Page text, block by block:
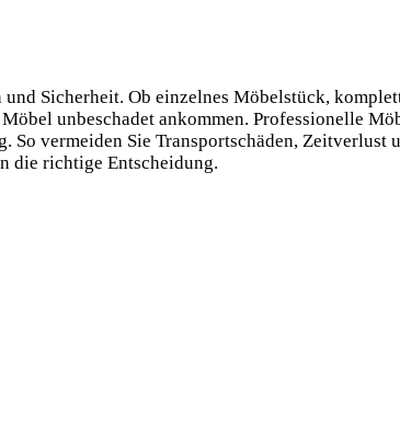
Sicherheit. Ob einzelnes Möbelstück,
unbeschadet ankommen. Professionelle
vermeiden Sie Transportschäden, Zeitverlust
die richtige Entscheidung.